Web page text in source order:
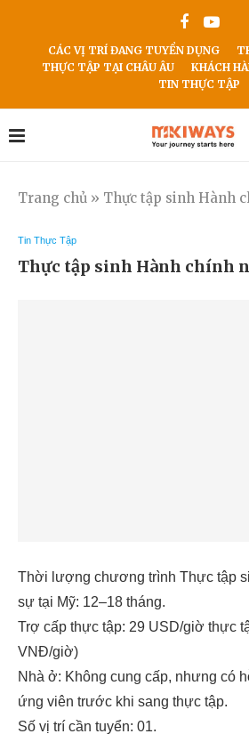
CÁC VỊ TRÍ ĐANG TUYỂN DỤNG
THỰC TẬP TẠI CHÂU ÂU
KHÁCH
TIN THỰC TẬP
Trang chủ » Thực tập sinh Hành
Tin Thực Tập
Thực tập sinh Hành chính
Thời lượng chương trình Thực tập
sự tại Mỹ: 12–18 tháng.
Trợ cấp thực tập: 29 USD/giờ thực
VNĐ/giờ)
Nhà ở: Không cung cấp, nhưng có
ứng viên trước khi sang thực tập.
Số vị trí cần tuyển: 01.